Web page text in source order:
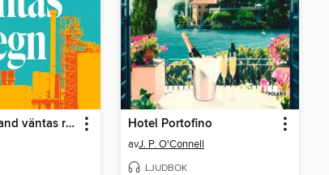
I södra Norrland väntas regn Hotel Portofino
avJ. P. O'Connell
LJUDBOK